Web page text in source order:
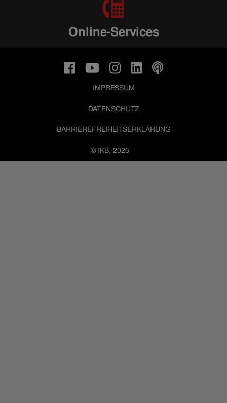
Online-Services
© IKB, 2026
IMPRESSUM
DATENSCHUTZ
BARRIEREFREIHEITSERKLÄRUNG